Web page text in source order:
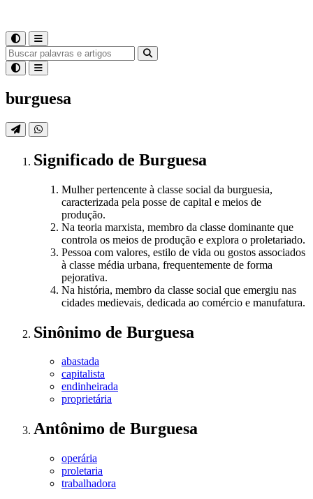
burguesa
Significado de Burguesa
Mulher pertencente à classe social da burguesia,
caracterizada pela posse de capital e meios de
produção.
Na teoria marxista, membro da classe dominante que
controla os meios de produção e explora o proletariado.
Pessoa com valores, estilo de vida ou gostos associados
à classe média urbana, frequentemente de forma
pejorativa.
Na história, membro da classe social que emergiu nas
cidades medievais, dedicada ao comércio e manufatura.
Sinônimo de Burguesa
abastada
capitalista
endinheirada
proprietária
Antônimo de Burguesa
operária
proletaria
trabalhadora